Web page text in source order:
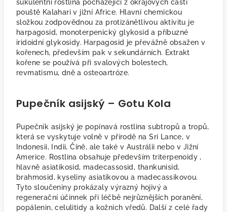
sukulentní rostlina pocházející z okrajových částí
pouště Kalahari v jižní Africe. Hlavní chemickou
složkou zodpovědnou za protizánětlivou aktivitu je
harpagosid, monoterpenický glykosid a příbuzné
iridoidní glykosidy. Harpagosid je převážně obsažen v
kořenech, především pak v sekundárních. Extrakt
kořene se používá při svalových bolestech,
revmatismu, dně a osteoartróze.
Pupečník asijský – Gotu Kola
Pupečník asijský je popínavá rostlina subtropů a tropů,
která se vyskytuje volně v přírodě na Srí Lance, v
Indonesii, Indii, Číně, ale také v Austrálii nebo v Jižní
Americe. Rostlina obsahuje především triterpenoidy ,
hlavně asiatikosid, madecassosid, thankunisid,
brahmosid, kyseliny asiatikovou a madecassikovou.
Tyto sloučeniny prokázaly výrazný hojivý a
regenerační účinnek při léčbě nejrůznějších poranění,
popálenin, celulitidy a kožních vředů. Další z celé řady